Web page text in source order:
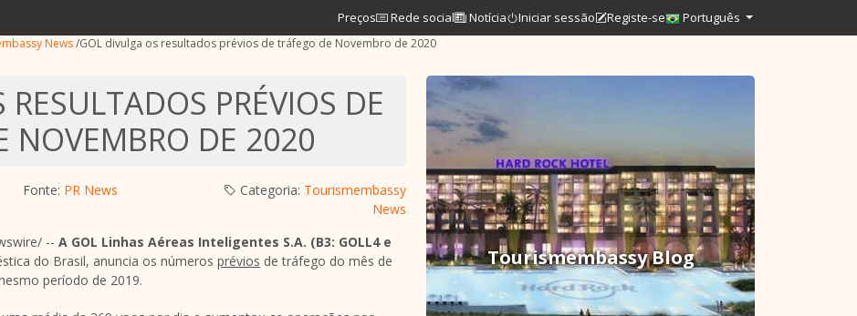
Preços Rede social Notícia Iniciar sessão Registe-se Português
News/GOL divulga os resultados prévios de tráfego de Novembro de 2020
PRÉVIOS DE
NOVEMBRO DE 2020
Fonte: PR News Categoria: Tourismembassy
News
-- A GOL Linhas Aéreas Inteligentes S.A. (B3: GOLL4 e
do Brasil, anuncia os números prévios de tráfego do mês de
período de 2019.
Tourismembassy Blog